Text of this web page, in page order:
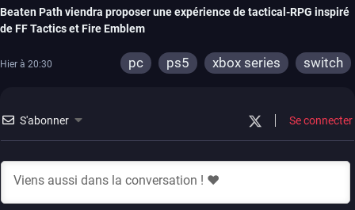
Beaten Path viendra proposer une expérience de tactical-RPG inspiré
de FF Tactics et Fire Emblem
Hier à 20:30 pc ps5 xbox series switch
S'abonner Se connecter